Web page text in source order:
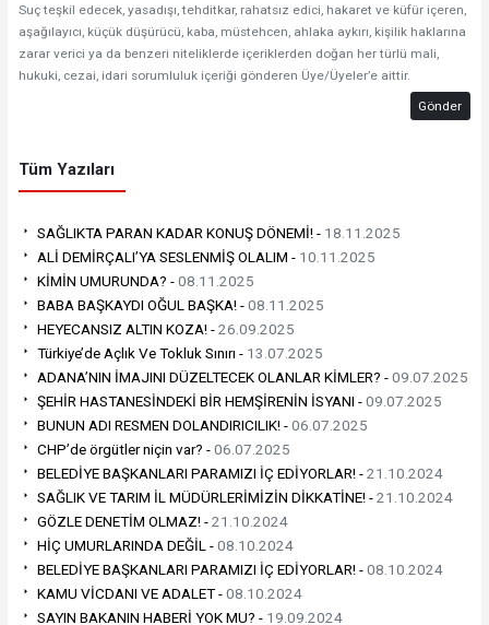
Suç teşkil edecek, yasadışı, tehditkar, rahatsız edici, hakaret ve küfür içeren,
aşağılayıcı, küçük düşürücü, kaba, müstehcen, ahlaka aykırı, kişilik haklarına
zarar verici ya da benzeri niteliklerde içeriklerden doğan her türlü mali,
hukuki, cezai, idari sorumluluk içeriği gönderen Üye/Üyeler’e aittir.
Gönder
Tüm Yazıları
SAĞLIKTA PARAN KADAR KONUŞ DÖNEMİ! - 18.11.2025
ALİ DEMİRÇALI’YA SESLENMİŞ OLALIM - 10.11.2025
KİMİN UMURUNDA? -08.11.2025
BABA BAŞKAYDI OĞUL BAŞKA! -08.11.2025
HEYECANSIZ ALTIN KOZA! -26.09.2025
Türkiye’de Açlık Ve Tokluk Sınırı - 13.07.2025
ADANA’NIN İMAJINI DÜZELTECEK OLANLAR KİMLER? -09.07.2025
ŞEHİR HASTANESİNDEKİ BİR HEMŞİRENİN İSYANI -09.07.2025
BUNUN ADI RESMEN DOLANDIRICILIK! -06.07.2025
CHP’de örgütler niçin var? -06.07.2025
BELEDİYE BAŞKANLARI PARAMIZI İÇ EDİYORLAR! -21.10.2024
SAĞLIK VE TARIM İL MÜDÜRLERİMİZİN DİKKATİNE! -21.10.2024
GÖZLE DENETİM OLMAZ! -21.10.2024
HİÇ UMURLARINDA DEĞİL -08.10.2024
BELEDİYE BAŞKANLARI PARAMIZI İÇ EDİYORLAR! -08.10.2024
KAMU VİCDANI VE ADALET -08.10.2024
SAYIN BAKANIN HABERİ YOK MU? - 19.09.2024